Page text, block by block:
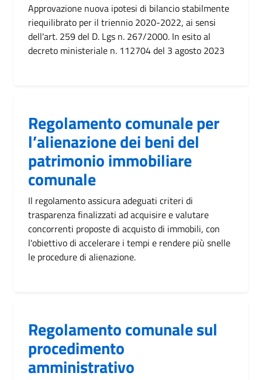
Approvazione nuova ipotesi di bilancio stabilmente
riequilibrato per il triennio 2020-2022, ai sensi
dell'art. 259 del D. Lgs n. 267/2000. In esito al
decreto ministeriale n. 112704 del 3 agosto 2023
Regolamento comunale per
l’alienazione dei beni del
patrimonio immobiliare
comunale
Il regolamento assicura adeguati criteri di
trasparenza finalizzati ad acquisire e valutare
concorrenti proposte di acquisto di immobili, con
l'obiettivo di accelerare i tempi e rendere più snelle
le procedure di alienazione.
Regolamento comunale sul
procedimento
amministrativo